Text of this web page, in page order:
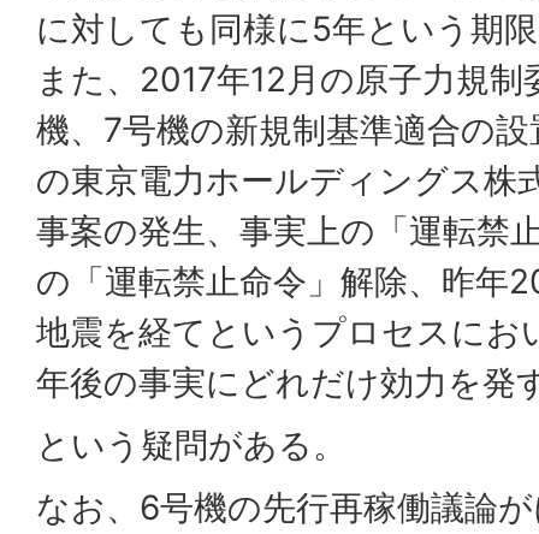
に対しても同様に5年という期
また、2017年12月の原子力規
機、7号機の新規制基準適合の
の東京電力ホールディングス株
事案の発生、事実上の「運転禁
の「運転禁止命令」解除、昨年
地震を経てというプロセスにお
年後の事実にどれだけ効力を発
という疑問がある。
なお、6号機の先行再稼働議論